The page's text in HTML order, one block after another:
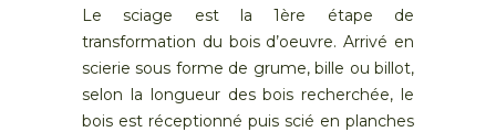
Le sciage est la 1ère étape de
transformation du bois d’oeuvre. Arrivé en
scierie sous forme de grume, bille ou billot,
selon la longueur des bois recherchée, le
bois est réceptionné puis scié en planches